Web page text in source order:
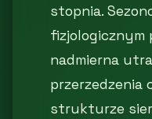
stopnia.
fizjologicznym
nadmierna
przerzedzenia
strukturze